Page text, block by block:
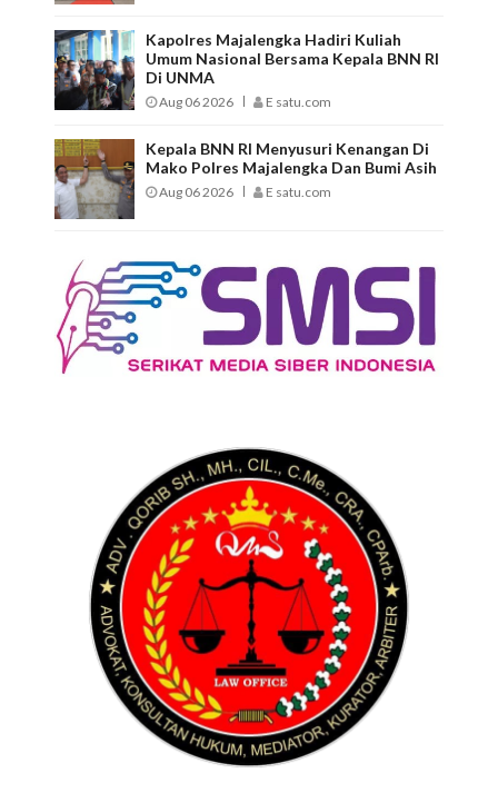
Kapolres Majalengka Hadiri Kuliah
Umum Nasional Bersama Kepala BNN RI
Di UNMA
Aug 06 2026 E satu.com
Kepala BNN RI Menyusuri Kenangan Di
Mako Polres Majalengka Dan Bumi Asih
Aug 06 2026 E satu.com